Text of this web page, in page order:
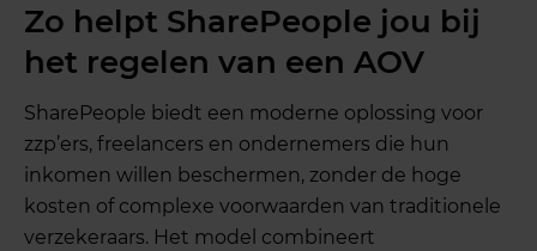
Zo helpt SharePeople jou bij
het regelen van een AOV
SharePeople biedt een moderne oplossing voor
zzp’ers, freelancers en ondernemers die hun
inkomen willen beschermen, zonder de hoge
kosten of complexe voorwaarden van traditionele
verzekeraars. Het model combineert